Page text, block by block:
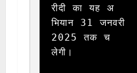
रीदी का यह अ
भियान 31 जनवरी
2025 तक च
लेगी।